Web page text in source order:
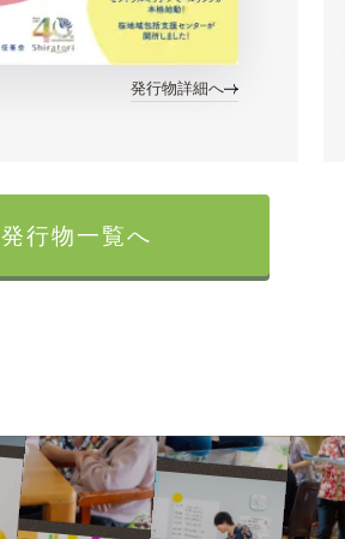
発行物詳細へ
発行物一覧へ